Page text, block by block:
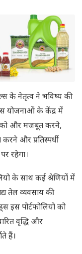
के नेतृत्व ने भविष्य की
योजनाओं के केंद्र में
को और मजबूत करने,
और प्रतिस्पर्धी
रहेगा।
के साथ कई श्रेणियों में
तेल व्यवसाय की
इस पोर्टफोलियो को
वृद्धि और
हैं।